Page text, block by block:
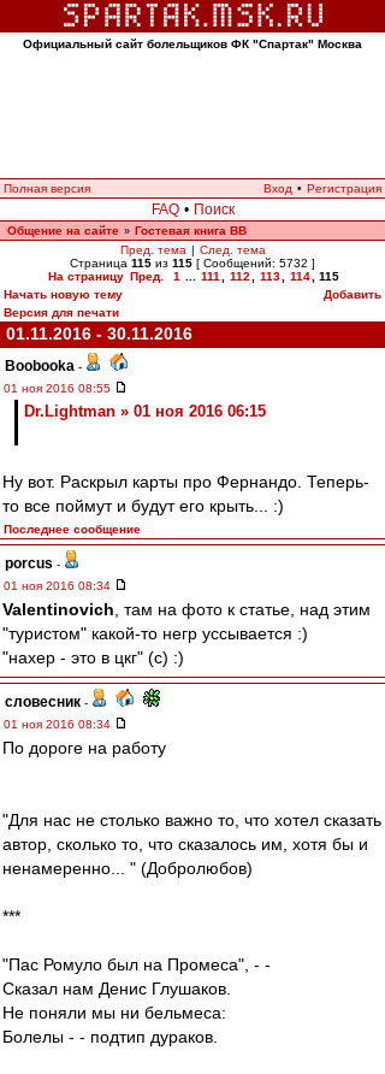
Официальный сайт болельщиков ФК "Спартак" Москва
Полная версия Вход • Регистрация
FAQ • Поиск
Общение на сайте » Гостевая книга ВВ
Пред. тема | След. тема
Страница 115 из 115 [ Сообщений: 5732 ]
На страницу Пред. 1 111 112 113 114
115
Начать новую тему
Добавить
Версия для печати
01.11.2016 - 30.11.2016
Boobooka -
01 ноя 2016 08:55
Dr.Lightman » 01 ноя 2016 06:15
Ну вот. Раскрыл карты про Фернандо. Теперь-
то все поймут и будут его крыть... :)
Последнее сообщение
porcus -
01 ноя 2016 08:34
Valentinovich , там на фото к статье, над этим
"туристом" какой-то негр уссывается :)
"нахер - это в цкг" (с) :)
словесник -
01 ноя 2016 08:34
По дороге на работу
"Для нас не столько важно то, что хотел сказать
автор, сколько то, что сказалось им, хотя бы и
ненамеренно... " (Добролюбов)
***
"Пас Ромуло был на Промеса", - -
Сказал нам Денис Глушаков.
Не поняли мы ни бельмеса:
Болелы - - подтип дураков.